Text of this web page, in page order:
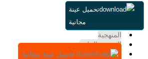
ملخص
جدول المحتويات
المنهجية
الرسوم البيانية
تحميل عينة مجانية
تحميل عينة
مجانية